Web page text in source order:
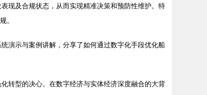
现及合规状态，从而实现精准决策和预防性维护。特
。
演示与案例讲解，分享了如何通过数字化手段优化船
转型的决心。在数字经济与实体经济深度融合的大背